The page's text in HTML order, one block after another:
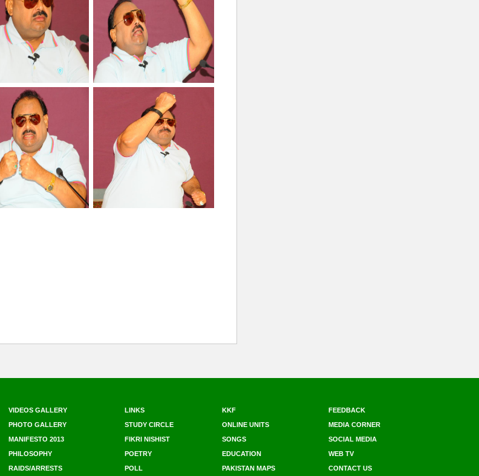
VIDEOS GALLERY LINKS KKF
FEEDBACK
PHOTO GALLERY STUDY CIRCLE ONLINE UNITS
MEDIA CORNER
MANIFESTO 2013 FIKRI NISHIST SONGS
SOCIAL MEDIA
PHILOSOPHY POETRY EDUCATION
WEB TV
RAIDS/ARRESTS POLL PAKISTAN MAPS CONTACT US